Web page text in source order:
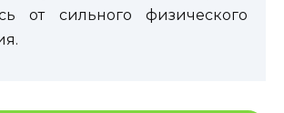
от сильного физического